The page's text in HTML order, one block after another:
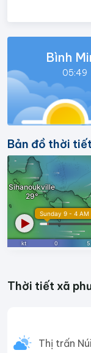
Bình
05:49
Bản đồ thời
Thời tiết xã
Thị trấn